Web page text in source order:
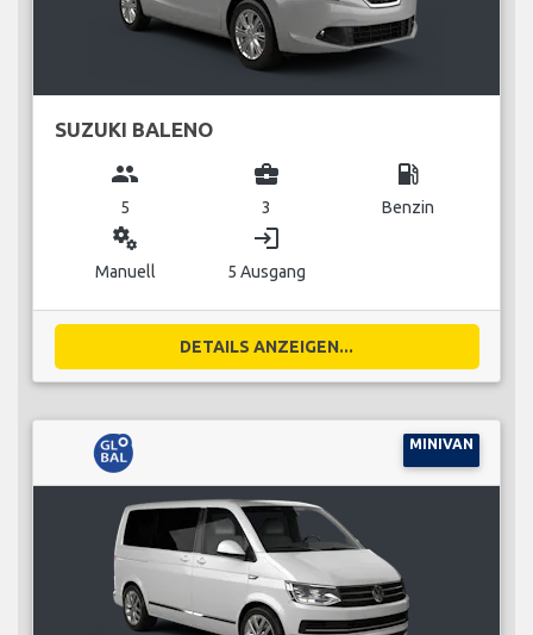
SUZUKI BALENO
group
5
business_center
3
local_gas_station
Benzin
miscellaneous_services
Manuell
login
5 Ausgang
DETAILS ANZEIGEN...
MINIVAN